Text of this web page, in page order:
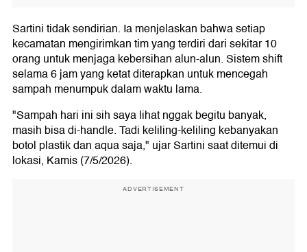
Sartini tidak sendirian. Ia menjelaskan bahwa setiap
kecamatan mengirimkan tim yang terdiri dari sekitar 10
orang untuk menjaga kebersihan alun-alun. Sistem shift
selama 6 jam yang ketat diterapkan untuk mencegah
sampah menumpuk dalam waktu lama.
"Sampah hari ini sih saya lihat nggak begitu banyak,
masih bisa di-handle. Tadi keliling-keliling kebanyakan
botol plastik dan aqua saja," ujar Sartini saat ditemui di
lokasi, Kamis (7/5/2026).
ADVERTISEMENT